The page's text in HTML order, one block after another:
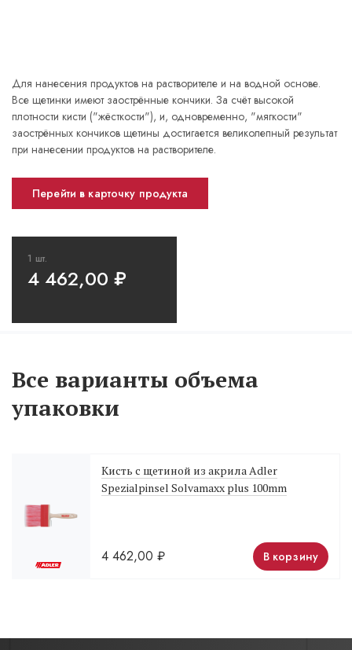
Для нанесения продуктов на растворителе и на водной основе.
Все щетинки имеют заострённые кончики. За счёт высокой
плотности кисти ("жёсткости"), и, одновременно, "мягкости"
заострённых кончиков щетины достигается великолепный результат
при нанесении продуктов на растворителе.
Перейти в карточку продукта
1 шт.
4 462,00 ₽
Все варианты объема
упаковки
Кисть с щетиной из акрила Adler
Spezialpinsel Solvamaxx plus 100mm
4 462,00 ₽ В корзину